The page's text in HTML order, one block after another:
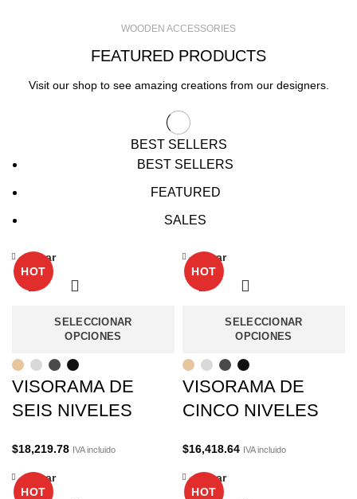
WOODEN ACCESSORIES
FEATURED PRODUCTS
Visit our shop to see amazing creations from our designers.
BEST SELLERS
BEST SELLERS
FEATURED
SALES
HOT
SELECCIONAR
OPCIONES
Cerrar
VISORAMA DE
SEIS NIVELES
$18,219.78 IVA incluido
HOT
SELECCIONAR
OPCIONES
Cerrar
VISORAMA DE
CINCO NIVELES
$16,418.64 IVA incluido
HOT
Cerrar
HOT
Cerrar